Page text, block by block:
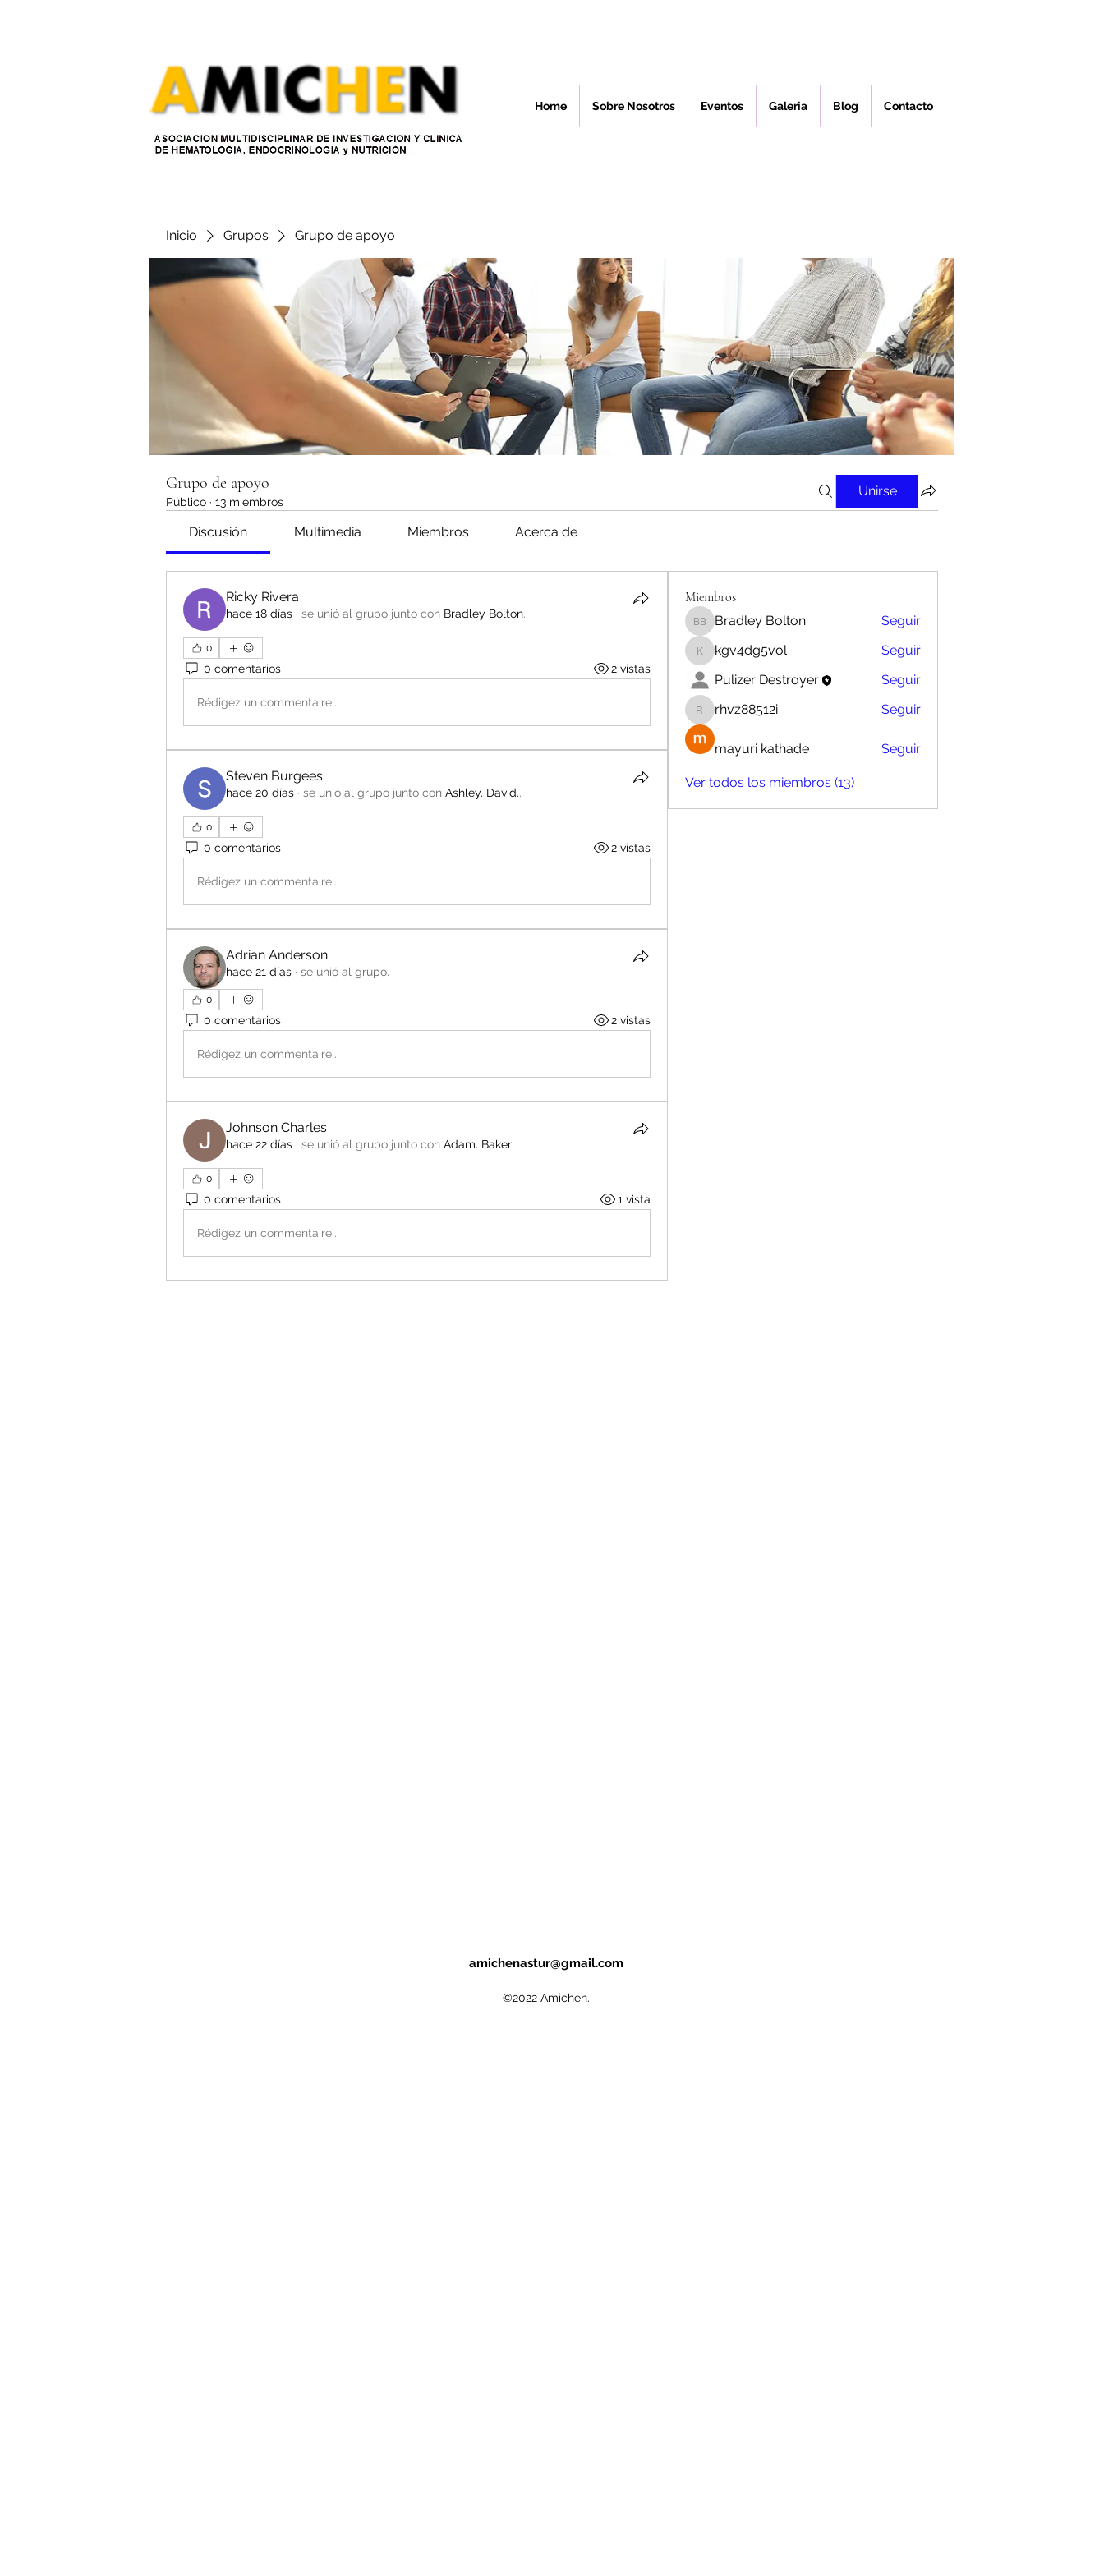
Home Sobre Nosotros Eventos Galeria Blog Contacto
Inicio Grupos Grupo de apoyo
Grupo de apoyo
Público · 13 miembros
Unirse
Discusión Multimedia Miembros Acerca de
Ricky Rivera
hace 18 días · se unió al grupo junto con Bradley Bolton.
0
0 comentarios 2 vistas
Rédigez un commentaire...
Steven Burgees
hace 20 días · se unió al grupo junto con Ashley. David..
0
0 comentarios 2 vistas
Rédigez un commentaire...
Adrian Anderson
hace 21 días · se unió al grupo.
0
0 comentarios 2 vistas
Rédigez un commentaire...
Johnson Charles
hace 22 días · se unió al grupo junto con Adam. Baker.
0
0 comentarios 1 vista
Rédigez un commentaire...
Miembros
Bradley Bolton
Bradley Bolton Seguir
kgv4dg5vol
kgv4dg5vol
Seguir
Pulizer Destroyer
Seguir
rhvz88512i
rhvz88512i Seguir
mayuri kathade Seguir
Ver todos los miembros (13)
amichenastur@gmail.com
©2022 Amichen.